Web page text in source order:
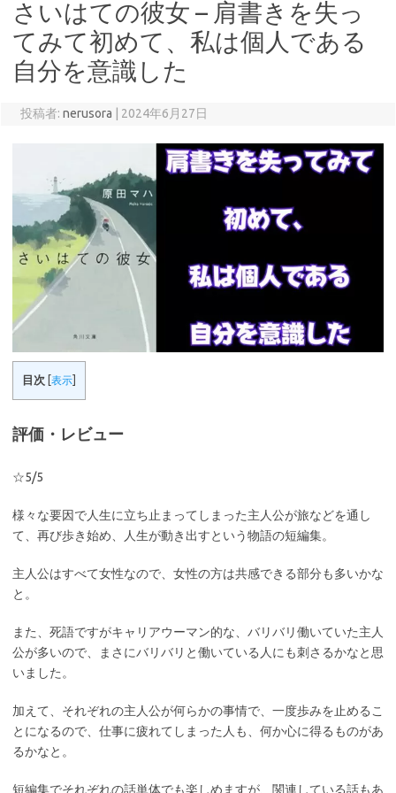
さいはての彼女 – 肩書きを失っ
てみて初めて、私は個人である
自分を意識した
投稿者: nerusora 2024年6月27日
目次 表示
評価・レビュー
☆5/5
様々な要因で人生に立ち止まってしまった主人公が旅などを通し
て、再び歩き始め、人生が動き出すという物語の短編集。
主人公はすべて女性なので、女性の方は共感できる部分も多いかな
と。
また、死語ですがキャリアウーマン的な、バリバリ働いていた主人
公が多いので、まさにバリバリと働いている人にも刺さるかなと思
いました。
加えて、それぞれの主人公が何らかの事情で、一度歩みを止めるこ
とになるので、仕事に疲れてしまった人も、何か心に得るものがあ
るかなと。
短編集でそれぞれの話単体でも楽しめますが、関連している話もあ